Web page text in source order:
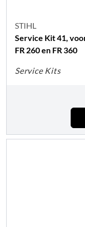
STIHL
Service Kit 41, voor
FR 260 en FR 360
Service Kits